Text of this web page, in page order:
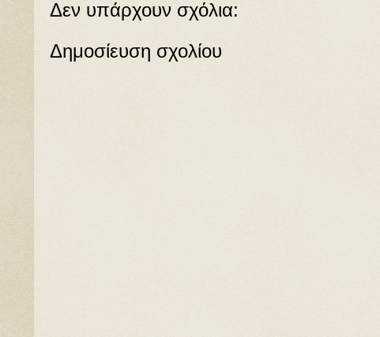
Δεν υπάρχουν σχόλια:
Δημοσίευση σχολίου